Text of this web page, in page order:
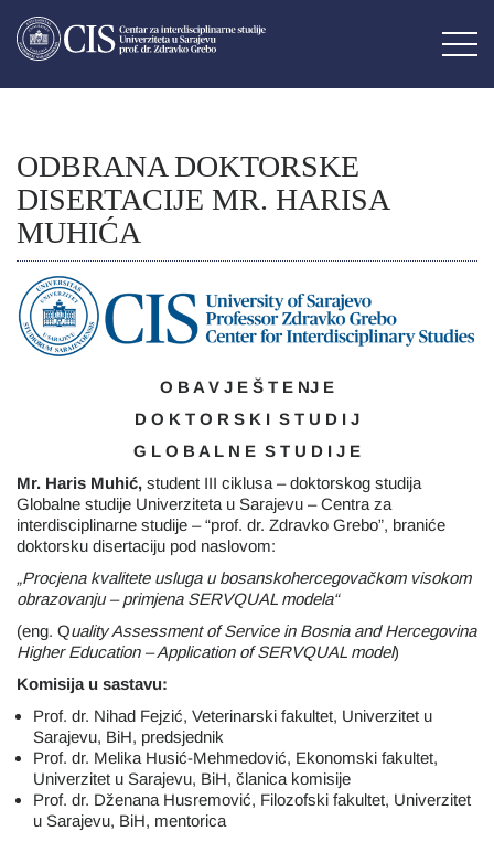
ODBRANA DOKTORSKE
DISERTACIJE MR. HARISA
MUHIĆA
O B A V J E Š T E NJ E
D O K T O R S K I S T U D I J
G L O B A L N E S T U D I J E
Mr. Haris Muhić, student III ciklusa – doktorskog studija
Globalne studije Univerziteta u Sarajevu – Centra za
interdisciplinarne studije – “prof. dr. Zdravko Grebo”, braniće
doktorsku disertaciju pod naslovom:
„Procjena kvalitete usluga u bosanskohercegovačkom visokom
obrazovanju – primjena SERVQUAL modela“
(eng. Quality Assessment of Service in Bosnia and Hercegovina
Higher Education – Application of SERVQUAL model)
Komisija u sastavu:
Prof. dr. Nihad Fejzić, Veterinarski fakultet, Univerzitet u
Sarajevu, BiH, predsjednik
Prof. dr. Melika Husić-Mehmedović, Ekonomski fakultet,
Univerzitet u Sarajevu, BiH, članica komisije
Prof. dr. Dženana Husremović, Filozofski fakultet, Univerzitet
u Sarajevu, BiH, mentorica